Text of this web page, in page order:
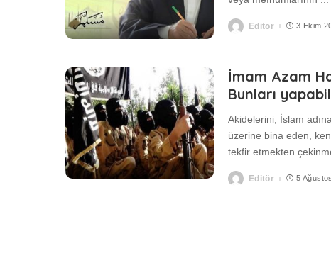
PostedEditör 3 Ekim
İmam Azam
Bunları
Akidelerini, İslam
üzerine bina eden,
tekfir etmekten
PostedEditör 5